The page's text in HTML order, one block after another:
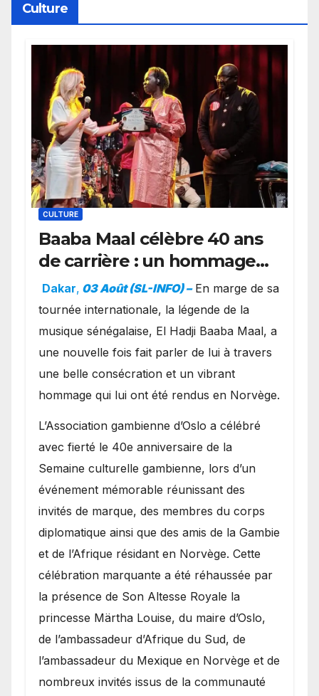
Culture
CULTURE
Baaba Maal célèbre 40 ans
de carrière : un hommage
exceptionnel à Oslo en
présence de la famille
royale.
Dakar, 03 Août (SL-INFO) – ​En marge de sa
tournée internationale, la légende de la
musique sénégalaise, El Hadji Baaba Maal, a
une nouvelle fois fait parler de lui à travers
une belle consécration et un vibrant
hommage qui lui ont été rendus en Norvège.
​L’Association gambienne d’Oslo a célébré
avec fierté le 40e anniversaire de la
Semaine culturelle gambienne, lors d’un
événement mémorable réunissant des
invités de marque, des membres du corps
diplomatique ainsi que des amis de la Gambie
et de l’Afrique résidant en Norvège. Cette
célébration marquante a été réhaussée par
la présence de Son Altesse Royale la
princesse Märtha Louise, du maire d’Oslo,
de l’ambassadeur d’Afrique du Sud, de
l’ambassadeur du Mexique en Norvège et de
nombreux invités issus de la communauté